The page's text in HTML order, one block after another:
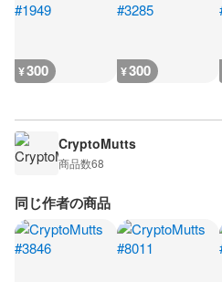
¥300 ¥300
CryptoMutts
商品数68
同じ作者の商品